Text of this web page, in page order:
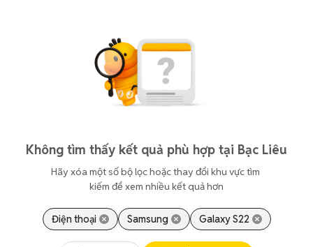
Không tìm thấy kết quả phù hợp tại Bạc Liêu
Hãy xóa một số bộ lọc hoặc thay đổi khu vực tìm
kiếm để xem nhiều kết quả hơn
Điện thoại Samsung Galaxy S22